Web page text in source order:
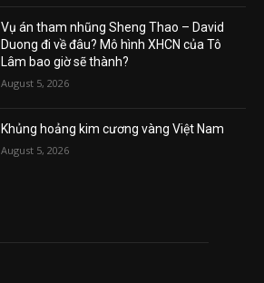
Vụ án tham nhũng Sheng Thao – David
Duong đi về đâu? Mô hình XHCN của Tô
Lâm bao giờ sẽ thành?
August 5, 2026
Khủng hoảng kim cương vàng Việt Nam
August 5, 2026